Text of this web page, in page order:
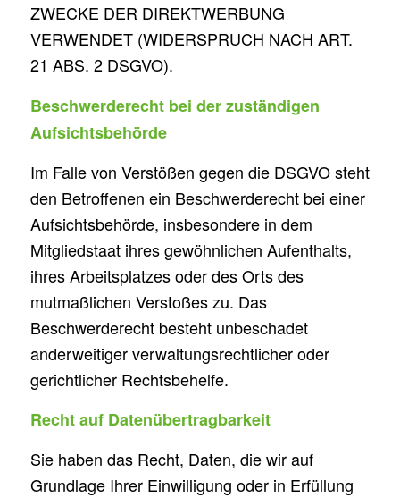
ZWECKE DER DIREKTWERBUNG
VERWENDET (WIDERSPRUCH NACH ART.
21 ABS. 2 DSGVO).
Beschwerderecht bei der zuständigen
Aufsichtsbehörde
Im Falle von Verstößen gegen die DSGVO steht
den Betroffenen ein Beschwerderecht bei einer
Aufsichtsbehörde, insbesondere in dem
Mitgliedstaat ihres gewöhnlichen Aufenthalts,
ihres Arbeitsplatzes oder des Orts des
mutmaßlichen Verstoßes zu. Das
Beschwerderecht besteht unbeschadet
anderweitiger verwaltungsrechtlicher oder
gerichtlicher Rechtsbehelfe.
Recht auf Datenübertragbarkeit
Sie haben das Recht, Daten, die wir auf
Grundlage Ihrer Einwilligung oder in Erfüllung